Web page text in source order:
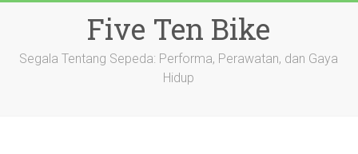
Five Ten Bike
Segala Tentang Sepeda: Performa, Perawatan, dan Gaya
Hidup